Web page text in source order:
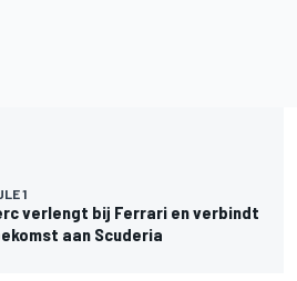
1
verlengt bij Ferrari en verbindt
aan Scuderia